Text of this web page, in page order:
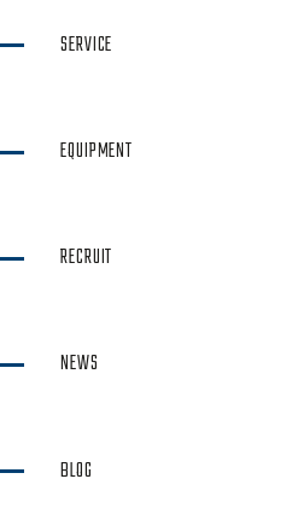
SERVICE
EQUIPMENT
RECRUIT
NEWS
BLOG